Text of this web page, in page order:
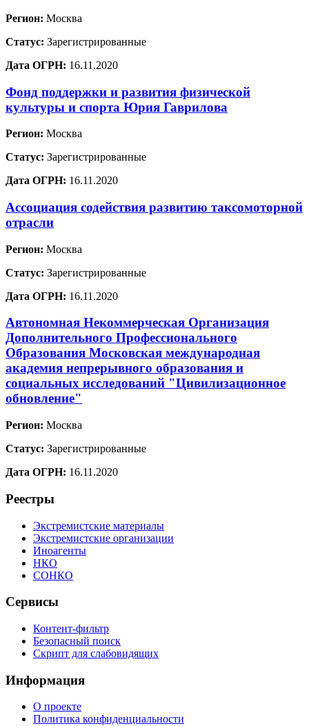
Регион: Москва
Статус: Зарегистрированные
Дата ОГРН: 16.11.2020
Фонд поддержки и развития физической
культуры и спорта Юрия Гаврилова
Регион: Москва
Статус: Зарегистрированные
Дата ОГРН: 16.11.2020
Ассоциация содействия развитию таксомоторной
отрасли
Регион: Москва
Статус: Зарегистрированные
Дата ОГРН: 16.11.2020
Автономная Некоммерческая Организация
Дополнительного Профессионального
Образования Московская международная
академия непрерывного образования и
социальных исследований "Цивилизационное
обновление"
Регион: Москва
Статус: Зарегистрированные
Дата ОГРН: 16.11.2020
Реестры
Экстремистские материалы
Экстремистские организации
Иноагенты
НКО
СОНКО
Сервисы
Контент-фильтр
Безопасный поиск
Скрипт для слабовидящих
Информация
О проекте
Политика конфиденциальности